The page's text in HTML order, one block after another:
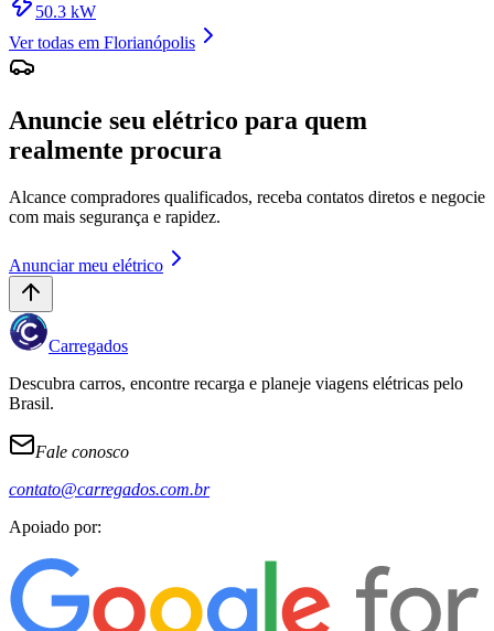
50.3 kW
Ver todas em Florianópolis
Anuncie seu elétrico para quem
realmente procura
Alcance compradores qualificados, receba contatos diretos e negocie
com mais segurança e rapidez.
Anunciar meu elétrico
Carregados
Descubra carros, encontre recarga e planeje viagens elétricas pelo
Brasil.
Fale conosco
contato@carregados.com.br
Apoiado por: